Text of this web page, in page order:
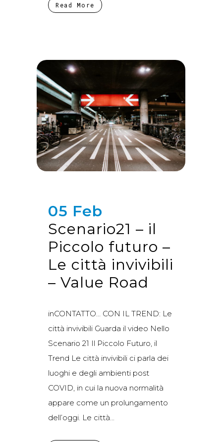
Read More
05 Feb
Scenario21 – il
Piccolo futuro –
Le città invivibili
– Value Road
inCONTATTO… CON IL TREND: Le
città invivibili Guarda il video Nello
Scenario 21 Il Piccolo Futuro, il
Trend Le città invivibili ci parla dei
luoghi e degli ambienti post
COVID, in cui la nuova normalità
appare come un prolungamento
dell’oggi. Le città...